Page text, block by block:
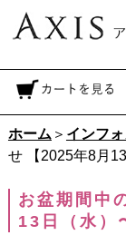
ホーム ＞ インフ
せ 【2025年8月
お盆期間中
13日（水）